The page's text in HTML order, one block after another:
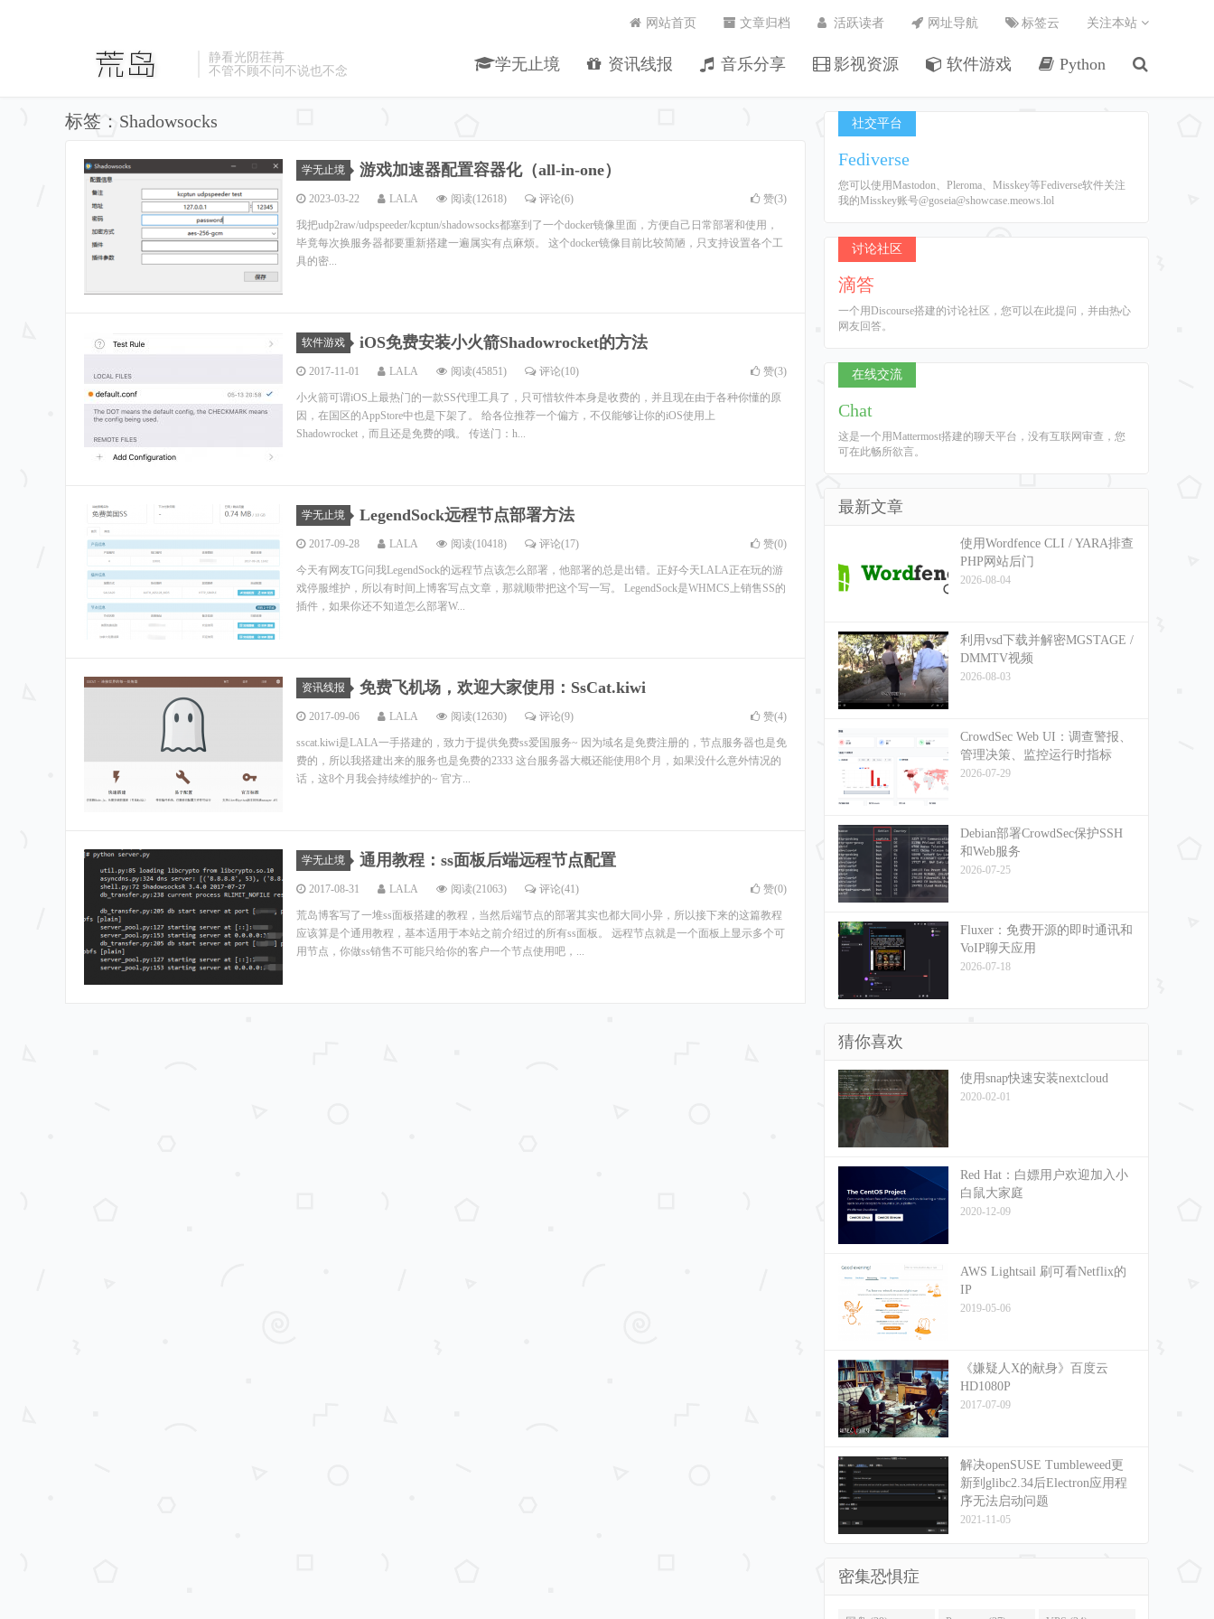
静看光阴荏苒
不管不顾不问不说也不念
学无止境 资讯线报 音乐分享 影视资源 软件游戏 Python
网站首页 文章归档 活跃读者 网址导航 标签云 关注本站
标签：Shadowsocks
学无止境 游戏加速器配置容器化（all-in-one）
2023-03-22 LALA 阅读(12618) 评论(6) 赞(3)
我把udp2raw/udpspeeder/kcptun/shadowsocks都塞到了一个docker镜像里面，方便自己日常部署和使用，
毕竟每次换服务器都要重新搭建一遍属实有点麻烦。 这个docker镜像目前比较简陋，只支持设置各个工
具的密...
软件游戏 iOS免费安装小火箭Shadowrocket的方法
2017-11-01 LALA 阅读(45851) 评论(10) 赞(3)
小火箭可谓iOS上最热门的一款SS代理工具了，只可惜软件本身是收费的，并且现在由于各种你懂的原
因，在国区的AppStore中也是下架了。 给各位推荐一个偏方，不仅能够让你的iOS使用上
Shadowrocket，而且还是免费的哦。 传送门：h...
学无止境 LegendSock远程节点部署方法
2017-09-28 LALA 阅读(10418) 评论(17) 赞(0)
今天有网友TG问我LegendSock的远程节点该怎么部署，他部署的总是出错。正好今天LALA正在玩的游
戏停服维护，所以有时间上博客写点文章，那就顺带把这个写一写。 LegendSock是WHMCS上销售SS的
插件，如果你还不知道怎么部署W...
资讯线报 免费飞机场，欢迎大家使用：SsCat.kiwi
2017-09-06 LALA 阅读(12630) 评论(9) 赞(4)
sscat.kiwi是LALA一手搭建的，致力于提供免费ss爱国服务~ 因为域名是免费注册的，节点服务器也是免
费的，所以我搭建出来的服务也是免费的2333 这台服务器大概还能使用8个月，如果没什么意外情况的
话，这8个月我会持续维护的~ 官方...
学无止境 通用教程：ss面板后端远程节点配置
2017-08-31 LALA 阅读(21063) 评论(41) 赞(0)
荒岛博客写了一堆ss面板搭建的教程，当然后端节点的部署其实也都大同小异，所以接下来的这篇教程
应该算是个通用教程，基本适用于本站之前介绍过的所有ss面板。 远程节点就是一个面板上显示多个可
用节点，你做ss销售不可能只给你的客户一个节点使用吧，...
社交平台
Fediverse
您可以使用Mastodon、Pleroma、Misskey等Fediverse软件关注
我的Misskey账号@goseia@showcase.meows.lol
讨论社区
滴答
一个用Discourse搭建的讨论社区，您可以在此提问，并由热心
网友回答。
在线交流
Chat
这是一个用Mattermost搭建的聊天平台，没有互联网审查，您
可在此畅所欲言。
最新文章
使用Wordfence CLI / YARA排查
PHP网站后门
2026-08-04
利用vsd下载并解密MGSTAGE /
DMMTV视频
2026-08-03
CrowdSec Web UI：调查警报、
管理决策、监控运行时指标
2026-07-29
Debian部署CrowdSec保护SSH
和Web服务
2026-07-25
Fluxer：免费开源的即时通讯和
VoIP聊天应用
2026-07-18
猜你喜欢
使用snap快速安装nextcloud
2020-02-01
Red Hat：白嫖用户欢迎加入小
白鼠大家庭
2020-12-09
AWS Lightsail 刷可看Netflix的
IP
2019-05-06
《嫌疑人X的献身》百度云
HD1080P
2017-07-09
解决openSUSE Tumbleweed更
新到glibc2.34后Electron应用程
序无法启动问题
2021-11-05
密集恐惧症